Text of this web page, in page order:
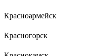
Красноармейск
Красногорск